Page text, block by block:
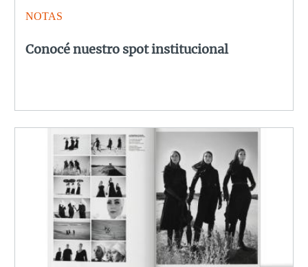
NOTAS
Conocé nuestro spot institucional